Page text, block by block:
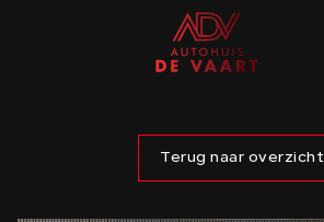
Terug naar overzicht